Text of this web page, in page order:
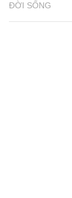
ĐỜI SỐNG